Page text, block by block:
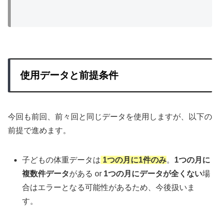
使用データと前提条件
今回も前回、前々回と同じデータを使用しますが、以下の
前提で進めます。
子どもの体重データは 1つの月に1件のみ。 1つの月に
複数件データがある or 1つの月にデータが全くない場
合はエラーとなる可能性があるため、今後扱いま
す。